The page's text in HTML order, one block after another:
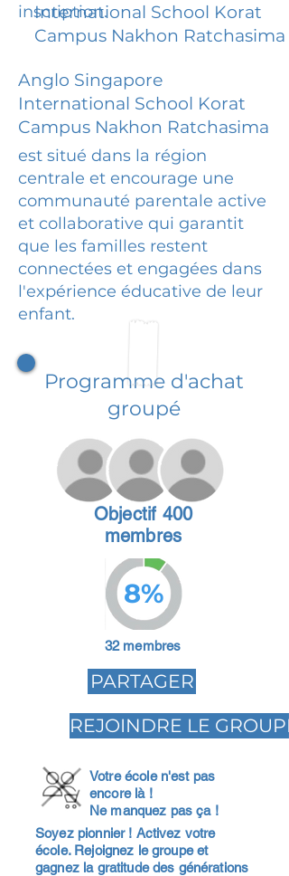
inscription.
International School Korat
Campus Nakhon Ratchasima
Anglo Singapore
International School Korat
Campus Nakhon Ratchasima
est situé dans la région
centrale et encourage une
communauté parentale active
et collaborative qui garantit
que les familles restent
connectées et engagées dans
l'expérience éducative de leur
enfant.
Programme d'achat
groupé
Objectif 400
membres
8%
32 membres
PARTAGER
REJOINDRE LE GROUPE
Votre école n'est pas
encore là !
Ne manquez pas ça !
Soyez pionnier ! Activez votre
école. Rejoignez le groupe et
gagnez la gratitude des générations